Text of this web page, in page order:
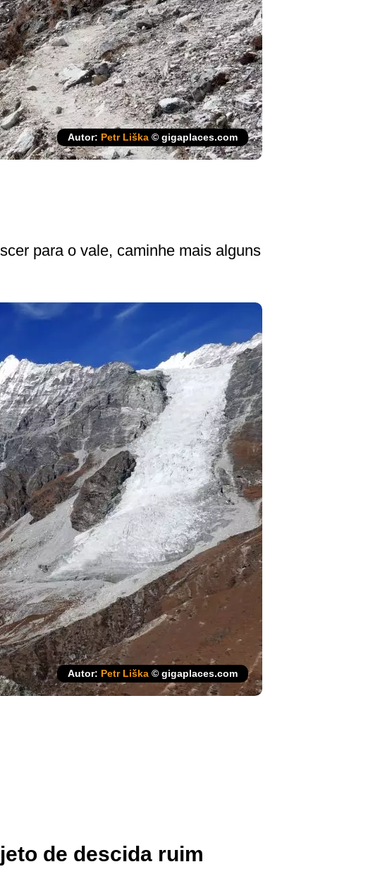
Autor: Petr Liška © gigaplaces.com
para o vale, caminhe mais alguns
Autor: Petr Liška © gigaplaces.com
de descida ruim